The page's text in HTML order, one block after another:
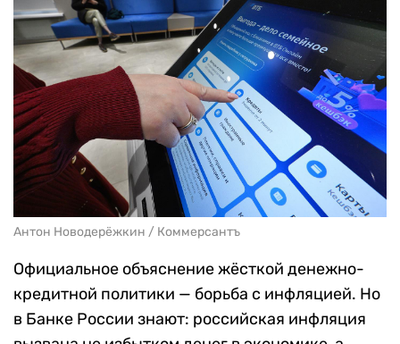
Антон Новодерёжкин / Коммерсантъ
Официальное объяснение жёсткой денежно-
кредитной политики — борьба с инфляцией. Но
в Банке России знают: российская инфляция